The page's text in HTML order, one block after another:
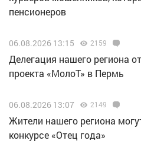
пенсионеров
06.08.2026 13:15 2159
Делегация нашего региона
проекта «МолоТ» в Пермь
06.08.2026 13:07 2149
Жители нашего региона
конкурсе «Отец года»